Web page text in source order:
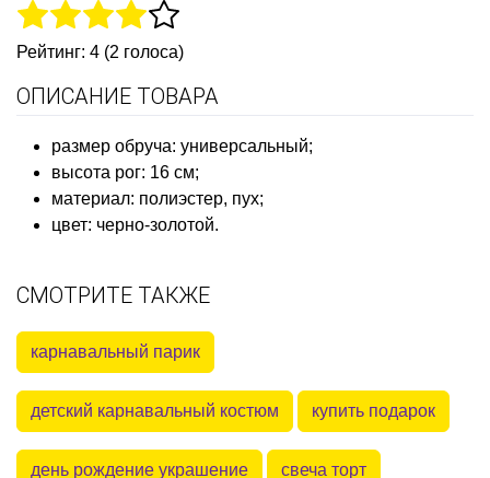
Рейтинг: 4 (2 голоса)
ОПИСАНИЕ ТОВАРА
размер обруча: универсальный;
высота рог: 16 см;
материал: полиэстер, пух;
цвет: черно-золотой.
СМОТРИТЕ ТАКЖЕ
карнавальный парик
детский карнавальный костюм купить подарок
день рождение украшение свеча торт